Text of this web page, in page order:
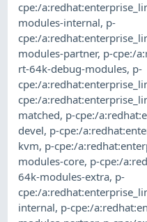
cpe:/
modules-internal, p-
cpe:/
modules-partner, p-cpe:/
rt-64k-debug-modules, p-
cpe:/
cpe:/
matched, p-cpe:/
devel, p-cpe:/
kvm, p-cpe:/
modules-core, p-cpe:/
64k-modules-extra, p-
cpe:/
internal, p-cpe:/